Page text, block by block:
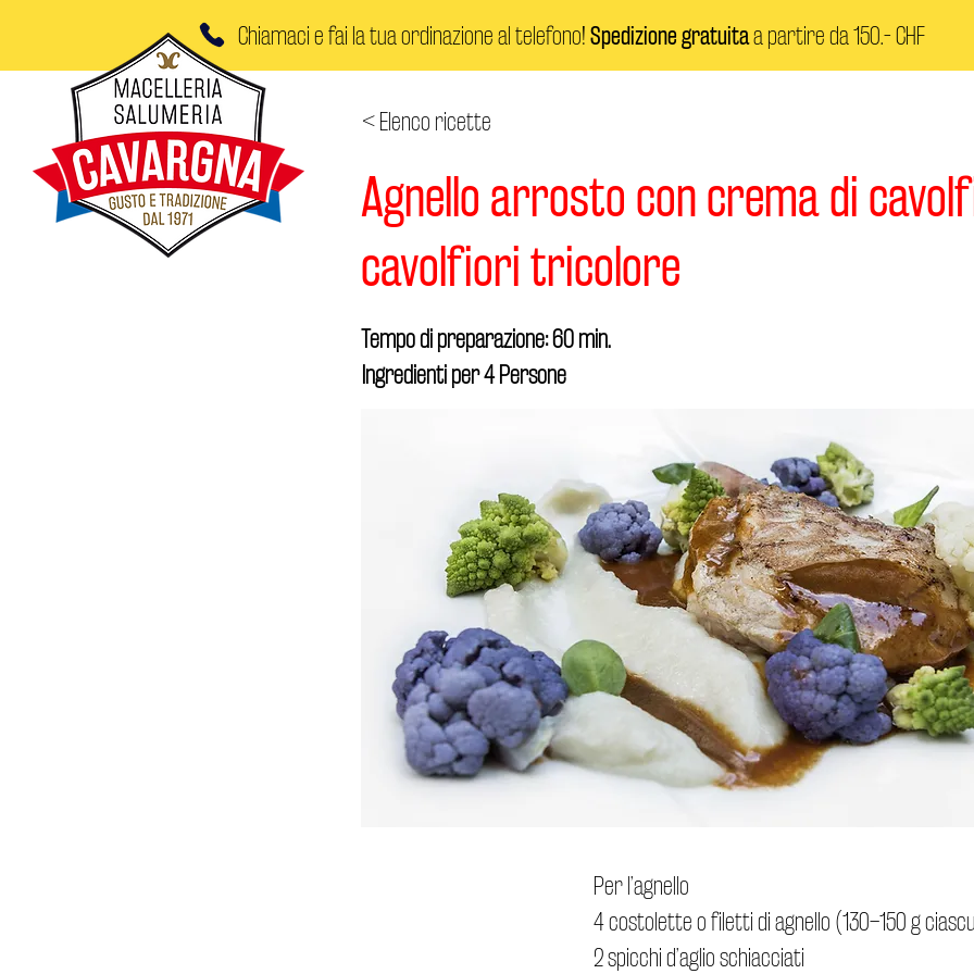
Chiamaci e fai la tua ordinazione al telefono!Spedizione gratuitaa partire da 150.- CHF
< Elenco ricette
Agnello arrosto con crema di
cavolfiori tricolore
Tempo di preparazione: 60 min.
Ingredienti per 4 Persone
Per l’agnello
4 costolette o filetti di agnello (130–150 g
2 spicchi d’aglio schiacciati